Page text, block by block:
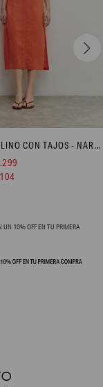
VESTIDO DE LINO CON TAJOS - NARANJA
UN 10% OFF EN TU PRIMERA